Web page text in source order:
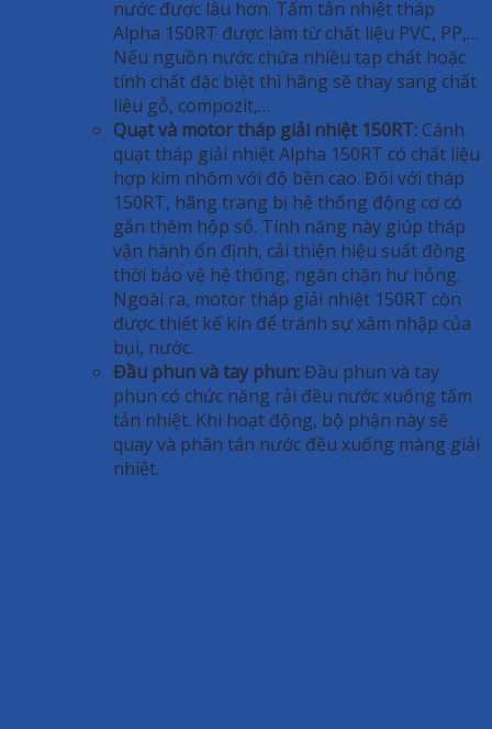
nước được lâu hơn. Tấm tản nhiệt tháp
Alpha 150RT được làm từ chất liệu PVC, PP,…
Nếu nguồn nước chứa nhiều tạp chất hoặc
tính chất đặc biệt thì hãng sẽ thay sang chất
liệu gỗ, compozit,…
Quạt và motor tháp giải nhiệt 150RT:Cánh
quạt tháp giải nhiệt Alpha 150RT có chất liệu
hợp kim nhôm với độ bền cao. Đối với tháp
150RT, hãng trang bị hệ thống động cơ có
gắn thêm hộp số. Tính năng này giúp tháp
vận hành ổn định, cải thiện hiệu suất đồng
thời bảo vệ hệ thống, ngăn chặn hư hỏng.
Ngoài ra, motor tháp giải nhiệt 150RT còn
được thiết kế kín để tránh sự xâm nhập của
bụi, nước.
Đầu phun và tay phun:Đầu phun và tay
phun có chức năng rải đều nước xuống tấm
tản nhiệt. Khi hoạt động, bộ phận này sẽ
quay và phân tán nước đều xuống màng giải
nhiệt.